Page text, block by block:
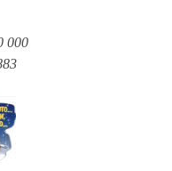
000